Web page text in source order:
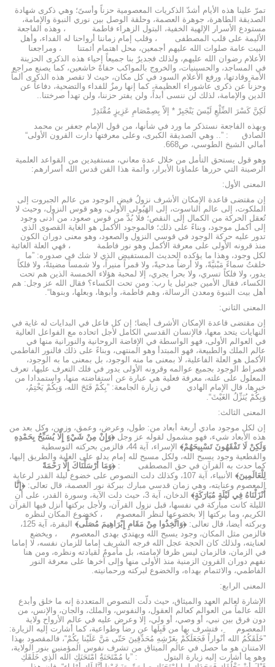
تمرّ علينا هذه الأيام أشدّ الذكريات المعصومية حزناً وأسىً؛ وهي ذكرى شهادة
الصديقة الطاهرة، جوهرة العصمة، وحلقة الوصل بين نوري النبوة والإمامة،
مستودع الأسرار الإلهية الخفية، البتول الزهراء فاطمة
، وهذه الفاجعة
الأليمة على قلب المصطفى
، وقلب إمام زماننا أرواحنا له الفداء، وأهل
البيت عامة صلوات الله عليهم أجمعين، محل اهتمام أئمتنا
، ومراجعنا
الأعلام رضوان الله عليهم، ولذلك فجديرٌ بنا جميعاً إحياء هذه الذكرى الحزينة
في المساجد، والحسينيات، والخروج بالمواكب حفاةً خاشعين، كما يصنع مراجع
الأمة وقادتها، ورفع الأعلام السود في كل مكان، حيث لا تقصر هذه الذكرى ألماً
وحزناً عن ذكرى عاشوراء العظيمة، كما إنها رمزٌ للفداء والتضحية، دفاعاً عن
الدين والإمامة، لذلك لن ننسى أبداً، ولن يفتر حزننا، ولن تهدأ صرختنا..
لَكِنَّ كَسْرَ الضِّلْعِ لَيْسَ يَنْجَبِرْ * إلاّ بِصِمْصَامِ عَزِيزٍ مُقْتَدِرْ
وبهذه الفاجعة نستذكر ما ورد في شأنها، من قول الإمام جعفر بن محمد
الصادق
: ”.. وهي الصديقة الكبرى، وعلى معرفتها دارت القرون الأولى“
أمالي الشيخ الطوسي، ص668.
وهو قول يستحق التأمل من خلال عدة معاني، مستفيدين من القواعد العلمية
الرصينة التي حررها علماؤنا الأبرار، وأئمة هذا الفن قدس الله أسرارهم:
المعنى الأول:
إن مقتضى قاعدة الإمكان الأشرف نزولُ فيض الوجود من عالم الجبروت إلى
الملكوت، إلى عالم الناسوت، إلى الهَيُولى الأولى، وهو قوس النزول، وحيث لا
تُعقل الحركة من الكمال إلى النقص؛ فلا بُدَّ من قوس صعود، من أدنى وجود
إلى أكمل موجود، وبناءً على ذلك؛ فالموجود الأكمل هو الغاية القصوى الذي
تدور عليه حركة الوجود في قوسي النزول والصعود، وهو معنى دوران الكون
منذ قرونه الأولى على معرفة الأكمل وهو نور فاطمة
، فهي العلة الغائية
لكل وجود، وهذا ما يؤكده الحديث المستفيض الذي لا شك في صدوره: ”ما
خلقتُ سماءً مَبْنيَّةً، ولا أرضاً مدحيةً، ولا قمراً منيراً، ولا شمساً مضيئةً، ولا فلكاً
يدور، ولا فلكاً تسري، ولا بحرا يجري، إلا لمحبة هؤلاء الخمسة الذين هم تحت
الكساء، فقال الأمين جبرئيل يا رب: ومن تحت الكساء؟ فقال الله عز وجل: هم
أهل بيت النبوة ومعدن الرسالة، وهم فاطمة، وأبوها، وبعلها، وبنوها“.
المعنى الثاني:
إن مقتضى قاعدة الإمكان الأشرف أيضا؛ إن كل فاعل في البدايات له غاية في
النهايات يتحد معها، فالإنسان القدسي الكامل لأجل اتحاده مع الفواعل العالية
في العوالم الأولى، فهو الواسطة في الإفاضة الروحانية والنورانية منها في
عالم الملك والطبيعة، فهو المبتدأ وهو المنتهى، وبناءً على ذلك فالنور الفاطمي
الأكمل هو العلة الفاعلية، لا بمعنى ما منه الوجود، بل بمعنى ما به الوجود،
فصراط الوجود بجميع عوالمه وقرونه الأولى يدور في فلك التعرف عليها، تعرف
المعلول على علته، معرفة فعلية هي عبارة عن استفاضته منها، واستمدادا من
خيرها، قال الإمام الهادي
في زيارة الجامعة: ”بِكُمْ فَتَحَ الله، وَبِكُمْ يَخْتِمُ،
وَبِكُمْ يُنَزِّلُ الغَيْثَ“.
المعنى الثالث:
إن لكل موجود مادي أربعة أبعاد من: طول، وعرض، وعمق، وزمن، وكل بعد من
هذه الأبعاد شيء، فهو مشمول لقوله عز وجل ﴿وَإِنْ مِنْ شَيْءٍ إِلَّا يُسَبِّحُ بِحَمْدِهِ
وَلَكِنْ لَا تَفْقَهُونَ تَسْبِيحَهُمْ﴾
الإسراء، آية 44، فالزمن بحركته التوسطية
والقطعية وجود يسبح الله، ولكل مسبح لله إمام يدله على الغاية والطريق إليها،
كما حدث به القرآن في حق المصطفى
: ﴿وَمَا أَرْسَلْنَاكَ إِلَّا رَحْمَةً
لِلْعَالَمِينَ﴾
الأنبياء، آية 107، وكذلك دلت النصوص على خضوع ليلة القدر لرعاية
المعصوم وعنايته، وهي زمان قدسي مبارك ببركة نور العصمة، قال تعالى: ﴿إِنَّا
أَنْزَلْنَاهُ فِي لَيْلَةٍ مُبَارَكَةٍ﴾
الدخان، آية 3، حيث دلت الآية، وسورة القدر، على أن
الليلة كانت مباركة في نفسها، قبل نزول القرآن، ولأجل بركتها أنزل فيها القرآن
الكريم، وما بركتها إلا بخضوعها لنظر المعصوم
، كخضوع المكان لنظره
وبركته أيضا، قال تعالى: ﴿وَاتَّخِذُوا مِنْ مَقَامِ إِبْرَاهِيمَ مُصَلًّى﴾
البقرة، آية 125،
فالزمن مثل المكان، وجود يسبح الله ويهتدي بهدى المعصوم
، ويخضع
لعنايته، ولذلك كان الحجة عجل الله فرجه الشريف إماما للزمان نفسه، لا إماما
في الزمان، فالزمان ليس ظرفا لإمامته، بل مأمومٌ لقيادته ونظره، ومن هنا
نفهم دوران القرون الزمنية منذ الأولى منها وإلى آخرها على معرفة النور
الفاطمي، والائتمام بهداه، والخضوع لبركته ورحمانيته.
المعنى الرابع:
الإشارة لعالم العهد والميثاق، حيث دلّت النصوص المتعددة إنه ما خلق وأبدع
الله عالماً من العوالم كعالم العقول، والنفوس، والملك، والجان، والإنس، من
دون فرق بين نبي، أو وصي، أو ولي، إلا وعرض عليه في عالم الأرواح ولاية
المعصوم
، فتشرف بها من قَبِلَها عن رضاً وطواعية، كما أشارت إليه الزيارة:
”خَلَقَكُمُ الله أَنْواراً فَجَعَلَكُمْ بِعَرْشِهِ مُحَدِّقِينَ حَتّى مَنَّ عَلَيْنا بِكُمْ“، فالمقصود بهذا
الامتنان هو ما حصل في عالم الميثاق من تشرف نفوس المؤمنين بنور الولاية،
وهو ما أشارت إليه زيارة البتول
: ”يا مُمْتَحَنَةُ امْتَحَنَكِ الله الَّذِي خَلَقَكِ